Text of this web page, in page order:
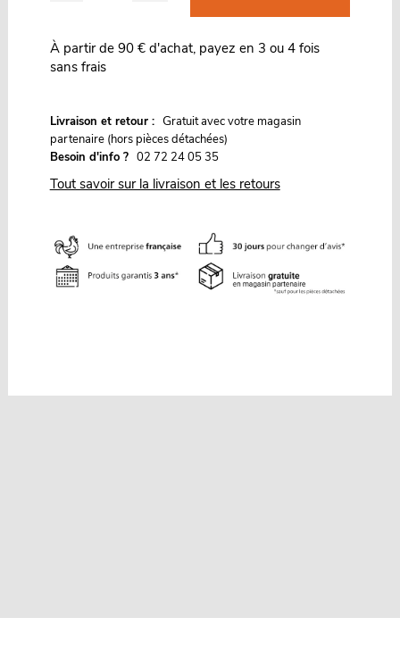
À partir de 90 € d'achat, payez en 3 ou 4 fois
sans frais
Livraison et retour : Gratuit avec votre magasin
partenaire (hors pièces détachées)
Besoin d'info ? 02 72 24 05 35
Tout savoir sur la livraison et les retours